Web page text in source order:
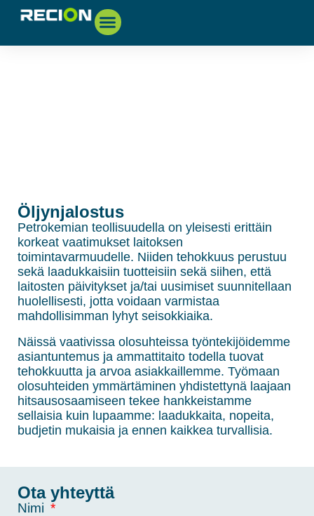
Öljynjalostus
Petrokemian teollisuudella on yleisesti erittäin
korkeat vaatimukset laitoksen
toimintavarmuudelle. Niiden tehokkuus perustuu
sekä laadukkaisiin tuotteisiin sekä siihen, että
laitosten päivitykset ja/tai uusimiset suunnitellaan
huolellisesti, jotta voidaan varmistaa
mahdollisimman lyhyt seisokkiaika.
Näissä vaativissa olosuhteissa työntekijöidemme
asiantuntemus ja ammattitaito todella tuovat
tehokkuutta ja arvoa asiakkaillemme. Työmaan
olosuhteiden ymmärtäminen yhdistettynä laajaan
hitsausosaamiseen tekee hankkeistamme
sellaisia kuin lupaamme: laadukkaita, nopeita,
budjetin mukaisia ja ennen kaikkea turvallisia.
Ota yhteyttä
Nimi